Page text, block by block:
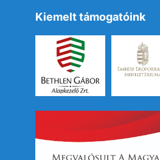
Kiemelt támogatóink